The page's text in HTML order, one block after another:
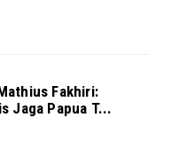
Fakhiri:
Jaga Papua T...